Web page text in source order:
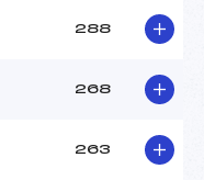
288
268
263